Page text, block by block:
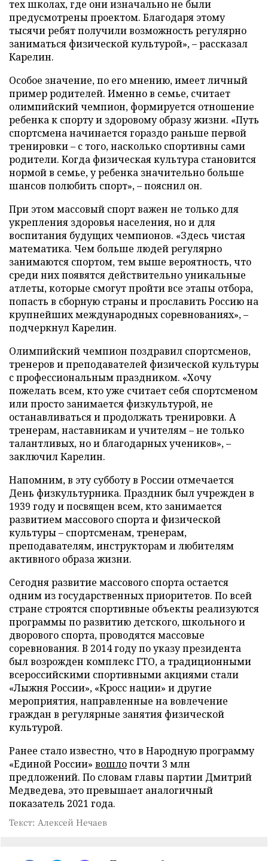
тех школах, где они изначально не были
предусмотрены проектом. Благодаря этому
тысячи ребят получили возможность регулярно
заниматься физической культурой», – рассказал
Карелин.
Особое значение, по его мнению, имеет личный
пример родителей. Именно в семье, считает
олимпийский чемпион, формируется отношение
ребенка к спорту и здоровому образу жизни. «Путь
спортсмена начинается гораздо раньше первой
тренировки – с того, насколько спортивны сами
родители. Когда физическая культура становится
нормой в семье, у ребенка значительно больше
шансов полюбить спорт», – пояснил он.
При этом массовый спорт важен не только для
укрепления здоровья населения, но и для
воспитания будущих чемпионов. «Здесь чистая
математика. Чем больше людей регулярно
занимаются спортом, тем выше вероятность, что
среди них появятся действительно уникальные
атлеты, которые смогут пройти все этапы отбора,
попасть в сборную страны и прославить Россию на
крупнейших международных соревнованиях», –
подчеркнул Карелин.
Олимпийский чемпион поздравил спортсменов,
тренеров и преподавателей физической культуры
с профессиональным праздником. «Хочу
пожелать всем, кто уже считает себя спортсменом
или просто занимается физкультурой, не
останавливаться и продолжать тренировки. А
тренерам, наставникам и учителям – не только
талантливых, но и благодарных учеников», –
заключил Карелин.
Напомним, в эту субботу в России отмечается
День физкультурника. Праздник был учрежден в
1939 году и посвящен всем, кто занимается
развитием массового спорта и физической
культуры – спортсменам, тренерам,
преподавателям, инструкторам и любителям
активного образа жизни.
Сегодня развитие массового спорта остается
одним из государственных приоритетов. По всей
стране строятся спортивные объекты реализуются
программы по развитию детского, школьного и
дворового спорта, проводятся массовые
соревнования. В 2014 году по указу президента
был возрожден комплекс ГТО, а традиционными
всероссийскими спортивными акциями стали
«Лыжня России», «Кросс нации» и другие
мероприятия, направленные на вовлечение
граждан в регулярные занятия физической
культурой.
Ранее стало известно, что в Народную программу
«Единой России» вошлопочти 3 млн
предложений. По словам главы партии Дмитрий
Медведева, это превышает аналогичный
показатель 2021 года.
Текст: Алексей Нечаев